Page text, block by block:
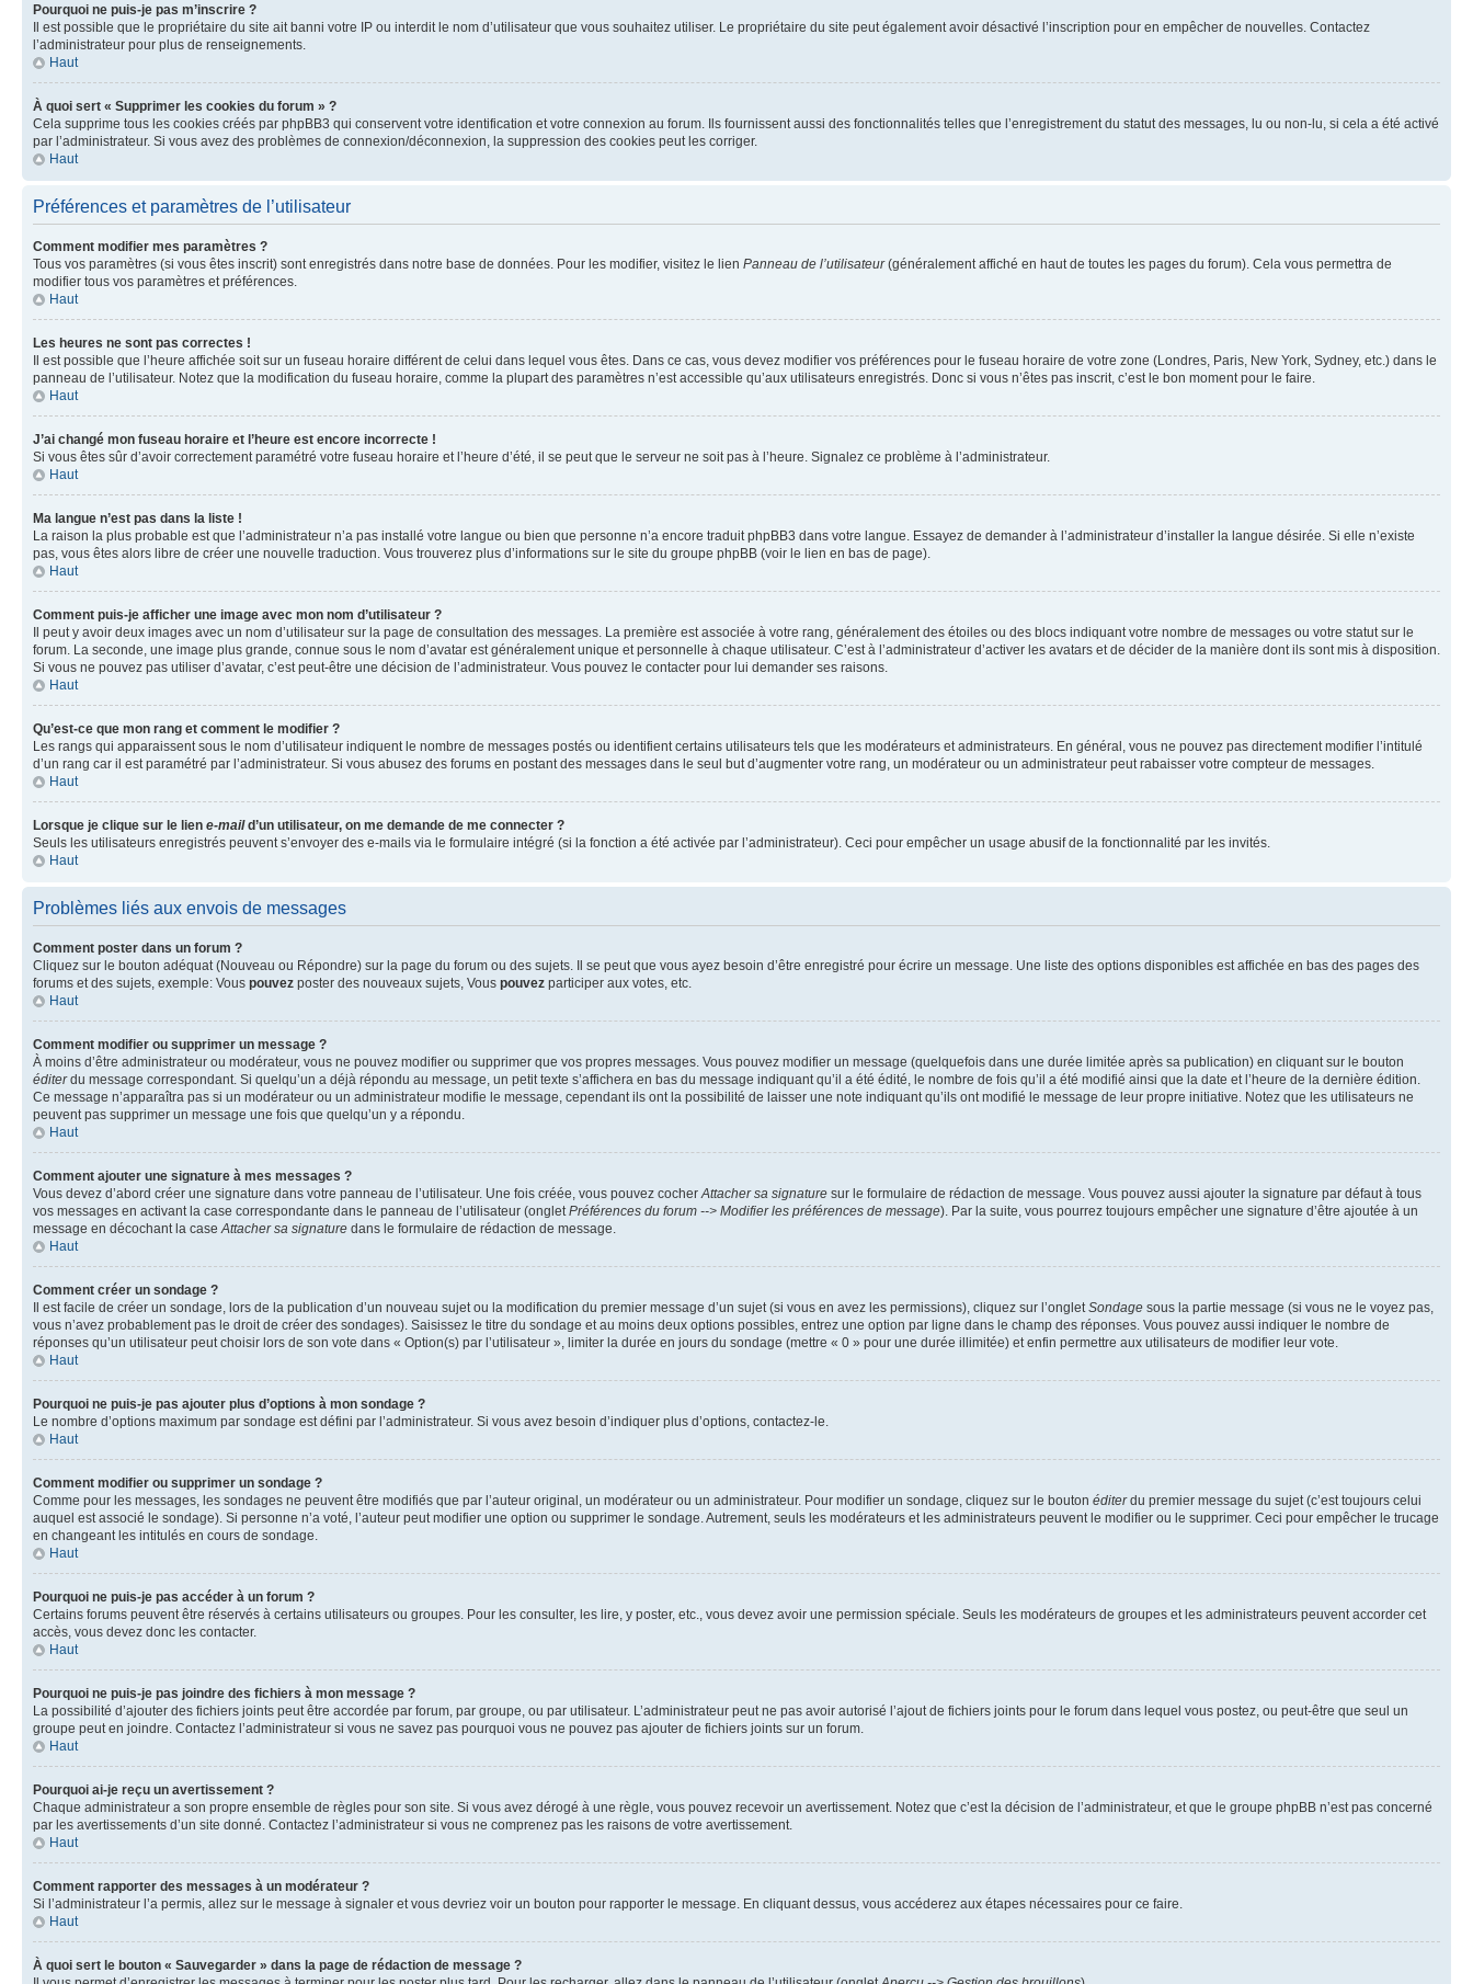
Pourquoi ne puis-je pas m’inscrire ?
Il est possible que le propriétaire du site ait banni votre IP ou interdit le nom d’utilisateur que vous souhaitez utiliser. Le propriétaire du site peut également avoir désactivé l’inscription pour en empêcher de nouvelles. Contactez
l’administrateur pour plus de renseignements.
Haut
À quoi sert « Supprimer les cookies du forum » ?
Cela supprime tous les cookies créés par phpBB3 qui conservent votre identification et votre connexion au forum. Ils fournissent aussi des fonctionnalités telles que l’enregistrement du statut des messages, lu ou non-lu, si cela a été activé
par l’administrateur. Si vous avez des problèmes de connexion/déconnexion, la suppression des cookies peut les corriger.
Haut
Préférences et paramètres de l’utilisateur
Comment modifier mes paramètres ?
Tous vos paramètres (si vous êtes inscrit) sont enregistrés dans notre base de données. Pour les modifier, visitez le lien Panneau de l’utilisateur(généralement affiché en haut de toutes les pages du forum). Cela vous permettra de
modifier tous vos paramètres et préférences.
Haut
Les heures ne sont pas correctes !
Il est possible que l’heure affichée soit sur un fuseau horaire différent de celui dans lequel vous êtes. Dans ce cas, vous devez modifier vos préférences pour le fuseau horaire de votre zone (Londres, Paris, New York, Sydney, etc.) dans le
panneau de l’utilisateur. Notez que la modification du fuseau horaire, comme la plupart des paramètres n’est accessible qu’aux utilisateurs enregistrés. Donc si vous n’êtes pas inscrit, c’est le bon moment pour le faire.
Haut
J’ai changé mon fuseau horaire et l’heure est encore incorrecte !
Si vous êtes sûr d’avoir correctement paramétré votre fuseau horaire et l’heure d’été, il se peut que le serveur ne soit pas à l’heure. Signalez ce problème à l’administrateur.
Haut
Ma langue n’est pas dans la liste !
La raison la plus probable est que l’administrateur n’a pas installé votre langue ou bien que personne n’a encore traduit phpBB3 dans votre langue. Essayez de demander à l’administrateur d’installer la langue désirée. Si elle n’existe
pas, vous êtes alors libre de créer une nouvelle traduction. Vous trouverez plus d’informations sur le site du groupe phpBB (voir le lien en bas de page).
Haut
Comment puis-je afficher une image avec mon nom d’utilisateur ?
Il peut y avoir deux images avec un nom d’utilisateur sur la page de consultation des messages. La première est associée à votre rang, généralement des étoiles ou des blocs indiquant votre nombre de messages ou votre statut sur le
forum. La seconde, une image plus grande, connue sous le nom d’avatar est généralement unique et personnelle à chaque utilisateur. C’est à l’administrateur d’activer les avatars et de décider de la manière dont ils sont mis à disposition.
Si vous ne pouvez pas utiliser d’avatar, c’est peut-être une décision de l’administrateur. Vous pouvez le contacter pour lui demander ses raisons.
Haut
Qu’est-ce que mon rang et comment le modifier ?
Les rangs qui apparaissent sous le nom d’utilisateur indiquent le nombre de messages postés ou identifient certains utilisateurs tels que les modérateurs et administrateurs. En général, vous ne pouvez pas directement modifier l’intitulé
d’un rang car il est paramétré par l’administrateur. Si vous abusez des forums en postant des messages dans le seul but d’augmenter votre rang, un modérateur ou un administrateur peut rabaisser votre compteur de messages.
Haut
Lorsque je clique sur le lien e-maild’un utilisateur, on me demande de me connecter ?
Seuls les utilisateurs enregistrés peuvent s’envoyer des e-mails via le formulaire intégré (si la fonction a été activée par l’administrateur). Ceci pour empêcher un usage abusif de la fonctionnalité par les invités.
Haut
Problèmes liés aux envois de messages
Comment poster dans un forum ?
Cliquez sur le bouton adéquat (Nouveau ou Répondre) sur la page du forum ou des sujets. Il se peut que vous ayez besoin d’être enregistré pour écrire un message. Une liste des options disponibles est affichée en bas des pages des
forums et des sujets, exemple: Vous pouvez poster des nouveaux sujets, Vous pouvez participer aux votes, etc.
Haut
Comment modifier ou supprimer un message ?
À moins d’être administrateur ou modérateur, vous ne pouvez modifier ou supprimer que vos propres messages. Vous pouvez modifier un message (quelquefois dans une durée limitée après sa publication) en cliquant sur le bouton
éditerdu message correspondant. Si quelqu’un a déjà répondu au message, un petit texte s’affichera en bas du message indiquant qu’il a été édité, le nombre de fois qu’il a été modifié ainsi que la date et l’heure de la dernière édition.
Ce message n’apparaîtra pas si un modérateur ou un administrateur modifie le message, cependant ils ont la possibilité de laisser une note indiquant qu’ils ont modifié le message de leur propre initiative. Notez que les utilisateurs ne
peuvent pas supprimer un message une fois que quelqu’un y a répondu.
Haut
Comment ajouter une signature à mes messages ?
Vous devez d’abord créer une signature dans votre panneau de l’utilisateur. Une fois créée, vous pouvez cocher Attacher sa signature sur le formulaire de rédaction de message. Vous pouvez aussi ajouter la signature par défaut à tous
vos messages en activant la case correspondante dans le panneau de l’utilisateur (onglet Préférences du forum --> Modifier les préférences de message). Par la suite, vous pourrez toujours empêcher une signature d’être ajoutée à un
message en décochant la case Attacher sa signature dans le formulaire de rédaction de message.
Haut
Comment créer un sondage ?
Il est facile de créer un sondage, lors de la publication d’un nouveau sujet ou la modification du premier message d’un sujet (si vous en avez les permissions), cliquez sur l’onglet Sondage sous la partie message (si vous ne le voyez pas,
vous n’avez probablement pas le droit de créer des sondages). Saisissez le titre du sondage et au moins deux options possibles, entrez une option par ligne dans le champ des réponses. Vous pouvez aussi indiquer le nombre de
réponses qu’un utilisateur peut choisir lors de son vote dans « Option(s) par l’utilisateur », limiter la durée en jours du sondage (mettre « 0 » pour une durée illimitée) et enfin permettre aux utilisateurs de modifier leur vote.
Haut
Pourquoi ne puis-je pas ajouter plus d’options à mon sondage ?
Le nombre d’options maximum par sondage est défini par l’administrateur. Si vous avez besoin d’indiquer plus d’options, contactez-le.
Haut
Comment modifier ou supprimer un sondage ?
Comme pour les messages, les sondages ne peuvent être modifiés que par l’auteur original, un modérateur ou un administrateur. Pour modifier un sondage, cliquez sur le bouton éditerdu premier message du sujet (c’est toujours celui
auquel est associé le sondage). Si personne n’a voté, l’auteur peut modifier une option ou supprimer le sondage. Autrement, seuls les modérateurs et les administrateurs peuvent le modifier ou le supprimer. Ceci pour empêcher le trucage
en changeant les intitulés en cours de sondage.
Haut
Pourquoi ne puis-je pas accéder à un forum ?
Certains forums peuvent être réservés à certains utilisateurs ou groupes. Pour les consulter, les lire, y poster, etc., vous devez avoir une permission spéciale. Seuls les modérateurs de groupes et les administrateurs peuvent accorder cet
accès, vous devez donc les contacter.
Haut
Pourquoi ne puis-je pas joindre des fichiers à mon message ?
La possibilité d’ajouter des fichiers joints peut être accordée par forum, par groupe, ou par utilisateur. L’administrateur peut ne pas avoir autorisé l’ajout de fichiers joints pour le forum dans lequel vous postez, ou peut-être que seul un
groupe peut en joindre. Contactez l’administrateur si vous ne savez pas pourquoi vous ne pouvez pas ajouter de fichiers joints sur un forum.
Haut
Pourquoi ai-je reçu un avertissement ?
Chaque administrateur a son propre ensemble de règles pour son site. Si vous avez dérogé à une règle, vous pouvez recevoir un avertissement. Notez que c’est la décision de l’administrateur, et que le groupe phpBB n’est pas concerné
par les avertissements d’un site donné. Contactez l’administrateur si vous ne comprenez pas les raisons de votre avertissement.
Haut
Comment rapporter des messages à un modérateur ?
Si l’administrateur l’a permis, allez sur le message à signaler et vous devriez voir un bouton pour rapporter le message. En cliquant dessus, vous accéderez aux étapes nécessaires pour ce faire.
Haut
À quoi sert le bouton « Sauvegarder » dans la page de rédaction de message ?